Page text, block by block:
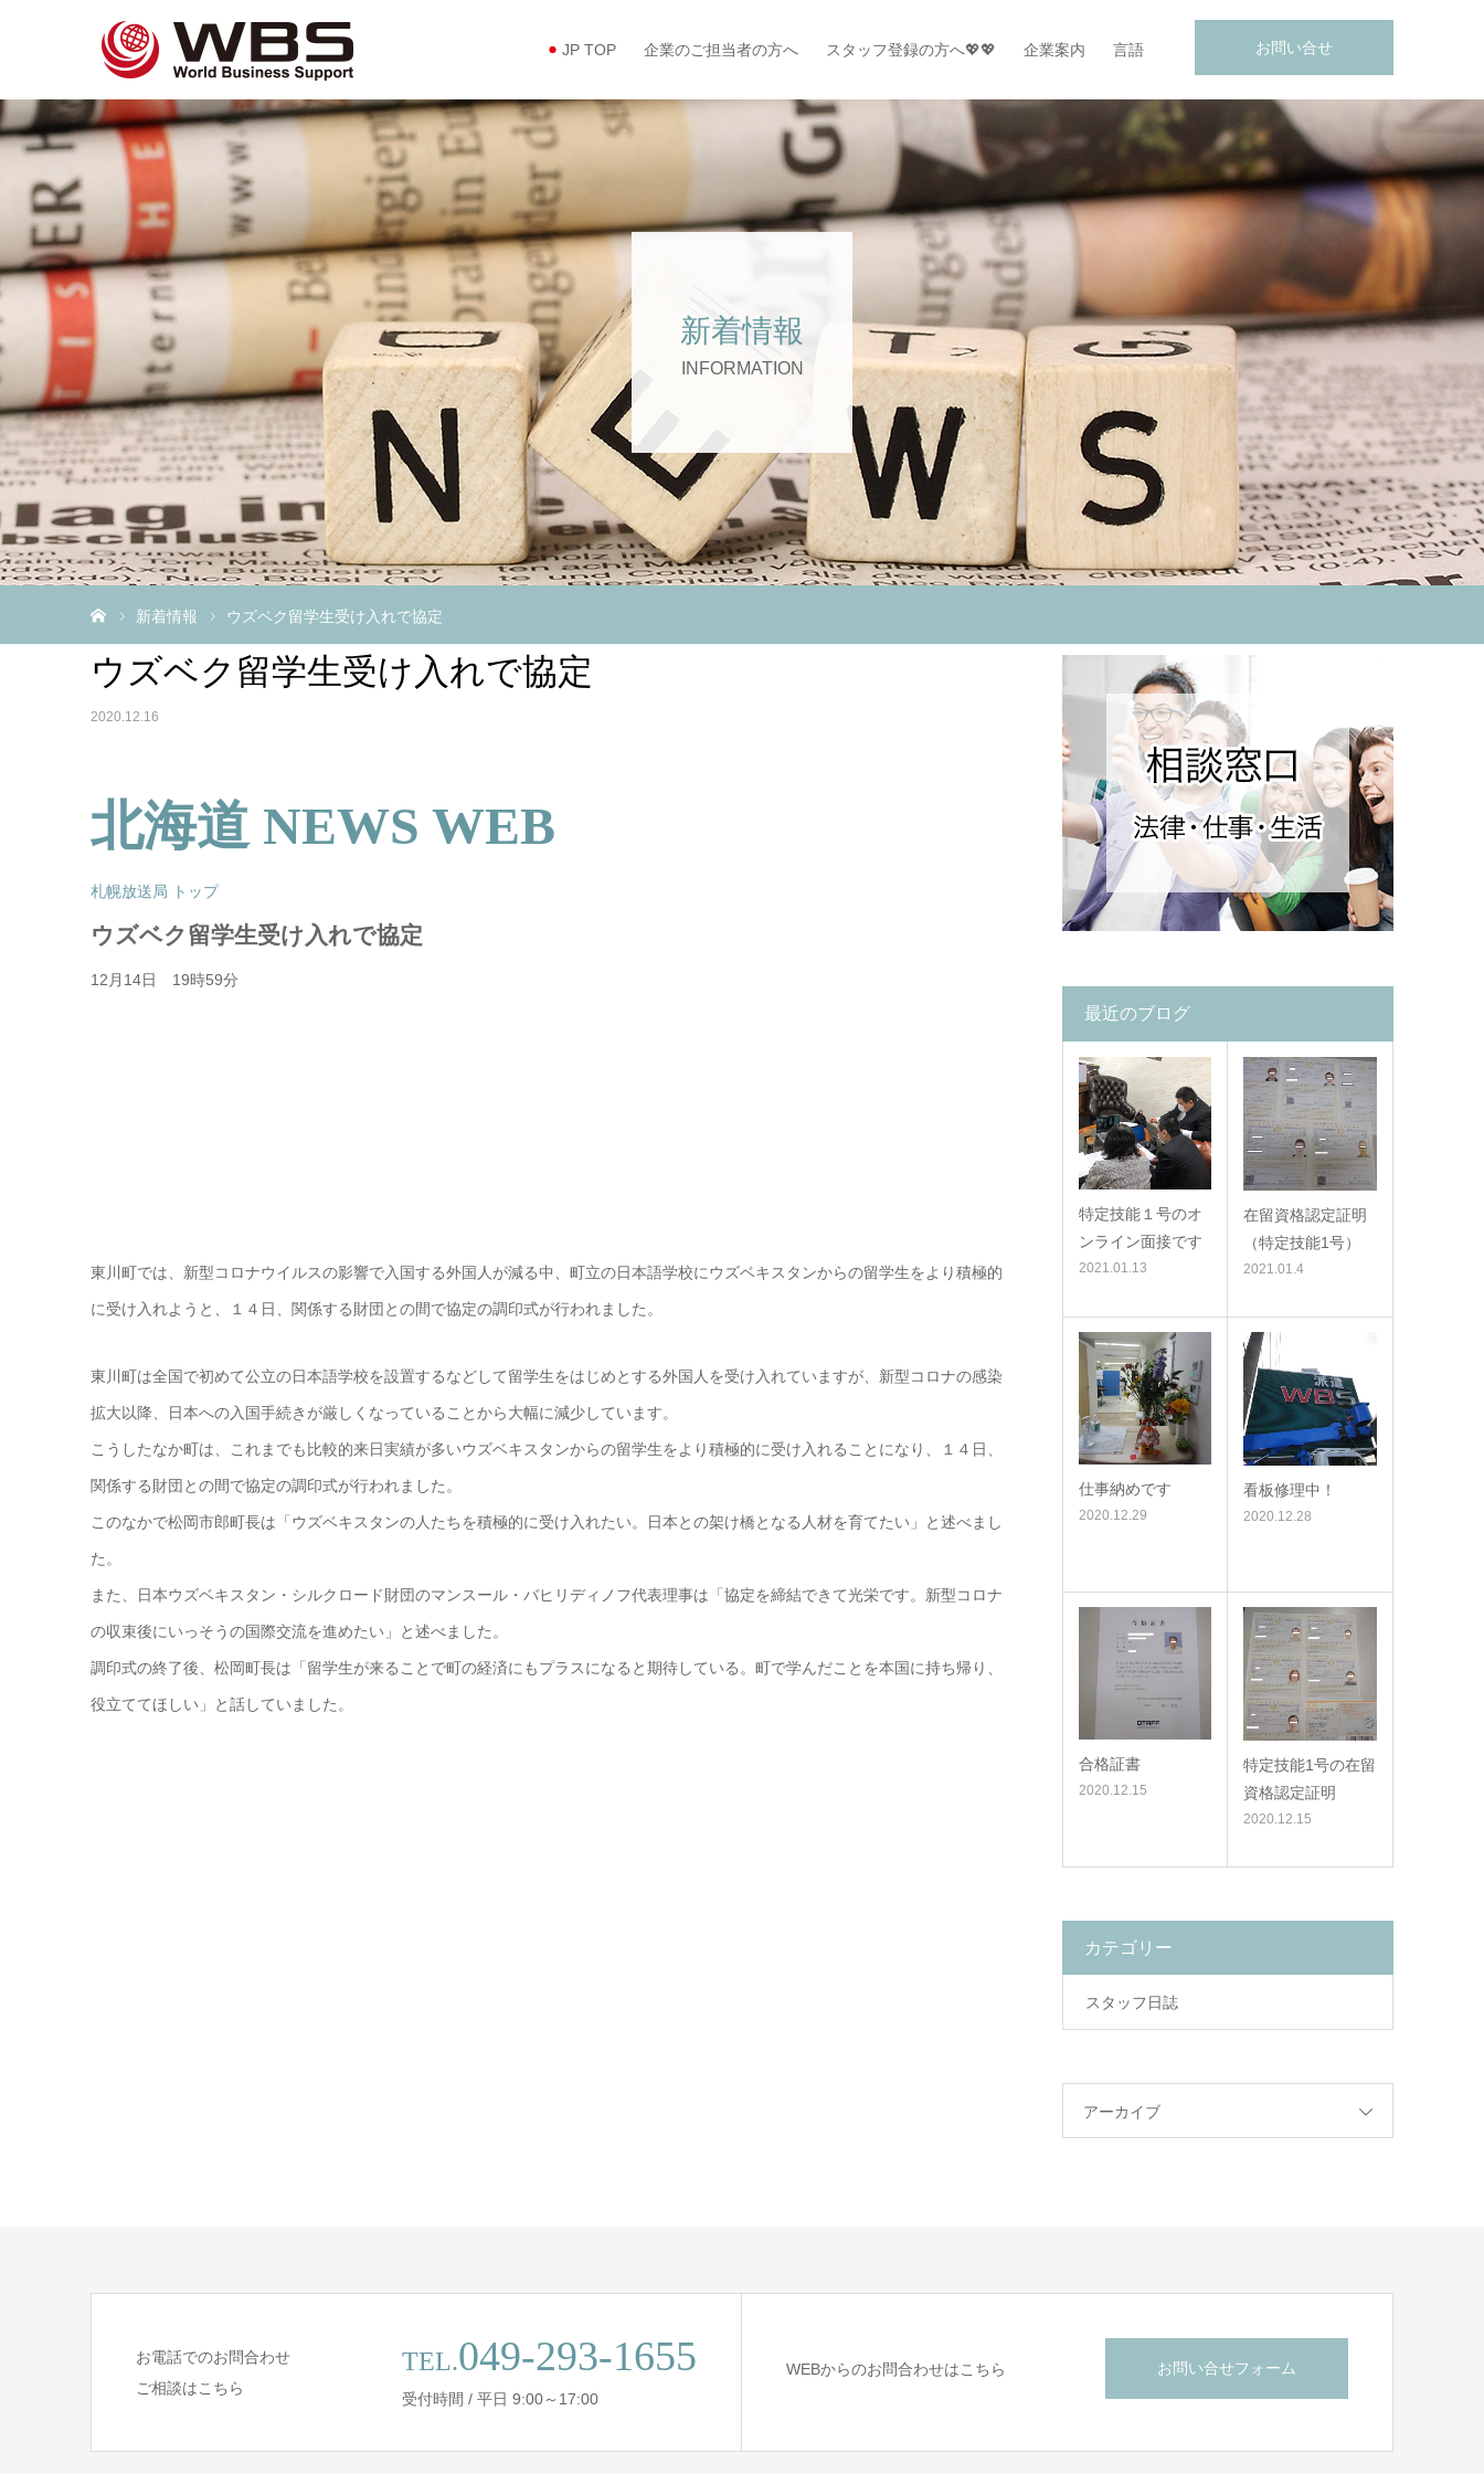
お問い合せ
JP TOP 企業のご担当者の方へ スタッフ登録の方へ💖💖 企業案内 言語
新着情報
INFORMATION
新着情報 ウズベク留学生受け入れで協定
ウズベク留学生受け入れで協定
2020.12.16
北海道 NEWS WEB
札幌放送局 トップ
ウズベク留学生受け入れで協定
12月14日 19時59分
東川町では、新型コロナウイルスの影響で入国する外国人が減る中、町立の日本語学校にウズベキスタンからの留学生をより積極的
に受け入れようと、１４日、関係する財団との間で協定の調印式が行われました。
東川町は全国で初めて公立の日本語学校を設置するなどして留学生をはじめとする外国人を受け入れていますが、新型コロナの感染
拡大以降、日本への入国手続きが厳しくなっていることから大幅に減少しています。
こうしたなか町は、これまでも比較的来日実績が多いウズベキスタンからの留学生をより積極的に受け入れることになり、１４日、
関係する財団との間で協定の調印式が行われました。
このなかで松岡市郎町長は「ウズベキスタンの人たちを積極的に受け入れたい。日本との架け橋となる人材を育てたい」と述べまし
た。
また、日本ウズベキスタン・シルクロード財団のマンスール・バヒリディノフ代表理事は「協定を締結できて光栄です。新型コロナ
の収束後にいっそうの国際交流を進めたい」と述べました。
調印式の終了後、松岡町長は「留学生が来ることで町の経済にもプラスになると期待している。町で学んだことを本国に持ち帰り、
役立ててほしい」と話していました。
最近のブログ
特定技能１号のオ
ンライン面接です
2021.01.13
在留資格認定証明
（特定技能1号）
2021.01.4
仕事納めです
2020.12.29
看板修理中！
2020.12.28
合格証書
2020.12.15
特定技能1号の在留
資格認定証明
2020.12.15
カテゴリー
スタッフ日誌
アーカイブ
お電話でのお問合わせ
ご相談はこちら
TEL.049-293-1655
受付時間 / 平日 9:00～17:00
WEBからのお問合わせはこちら お問い合せフォーム